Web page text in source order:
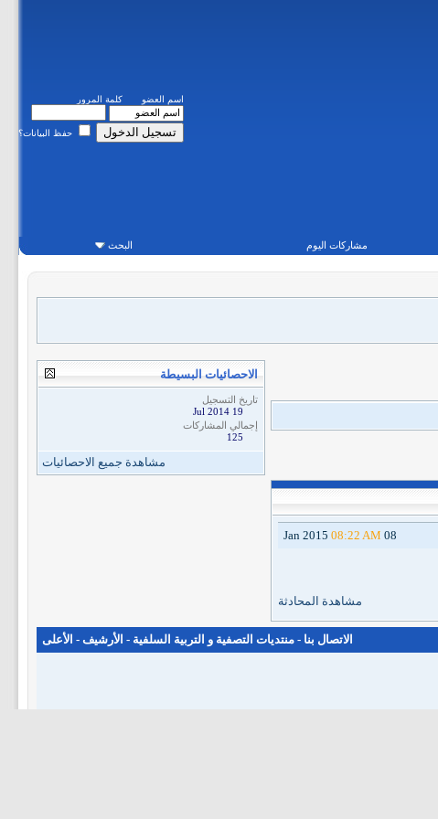
اسم العضو كلمة المرور
حفظ البيانات؟
مشاركات اليوم البحث
08 Jan 2015
08:22 AM
مشاهدة المحادثة
الاحصائيات البسيطة
تاريخ التسجيل
19 Jul 2014
إجمالي المشاركات
125
مشاهدة جميع الاحصائيات
الاتصال بنا - منتديات التصفية و التربية السلفية - الأرشيف - الأعلى